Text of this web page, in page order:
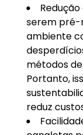
serem pré-
ambiente
métodos
Portanto,
reduz